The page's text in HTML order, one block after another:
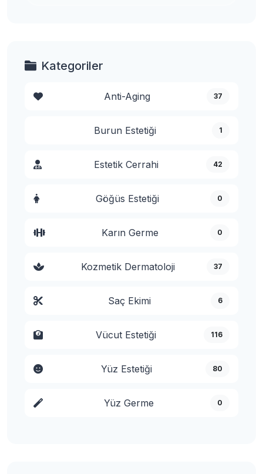
Kategoriler
Anti-Aging 37
Burun Estetiği 1
Estetik Cerrahi 42
Göğüs Estetiği 0
Karın Germe 0
Kozmetik Dermatoloji 37
Saç Ekimi 6
Vücut Estetiği 116
Yüz Estetiği 80
Yüz Germe 0